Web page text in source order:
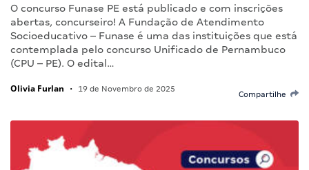
O concurso Funase PE está publicado e com inscrições
abertas, concurseiro! A Fundação de Atendimento
Socioeducativo – Funase é uma das instituições que está
contemplada pelo concurso Unificado de Pernambuco
(CPU – PE). O edital…
Olivia Furlan • 19 de Novembro de 2025
Compartilhe